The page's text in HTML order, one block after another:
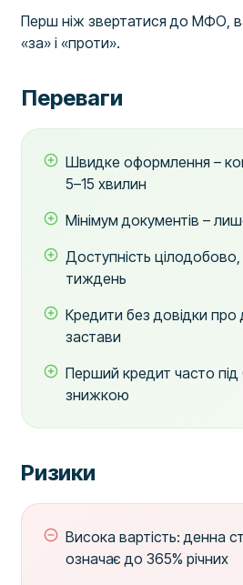
Перш ніж звертатися до МФО,
«за» і «проти».
Переваги
Швидке оформлення –
5–15 хвилин
Мінімум документів –
Доступність цілодобово,
тиждень
Кредити без довідки
застави
Перший кредит часто під
знижкою
Ризики
Висока вартість: денна
означає до 365% річних